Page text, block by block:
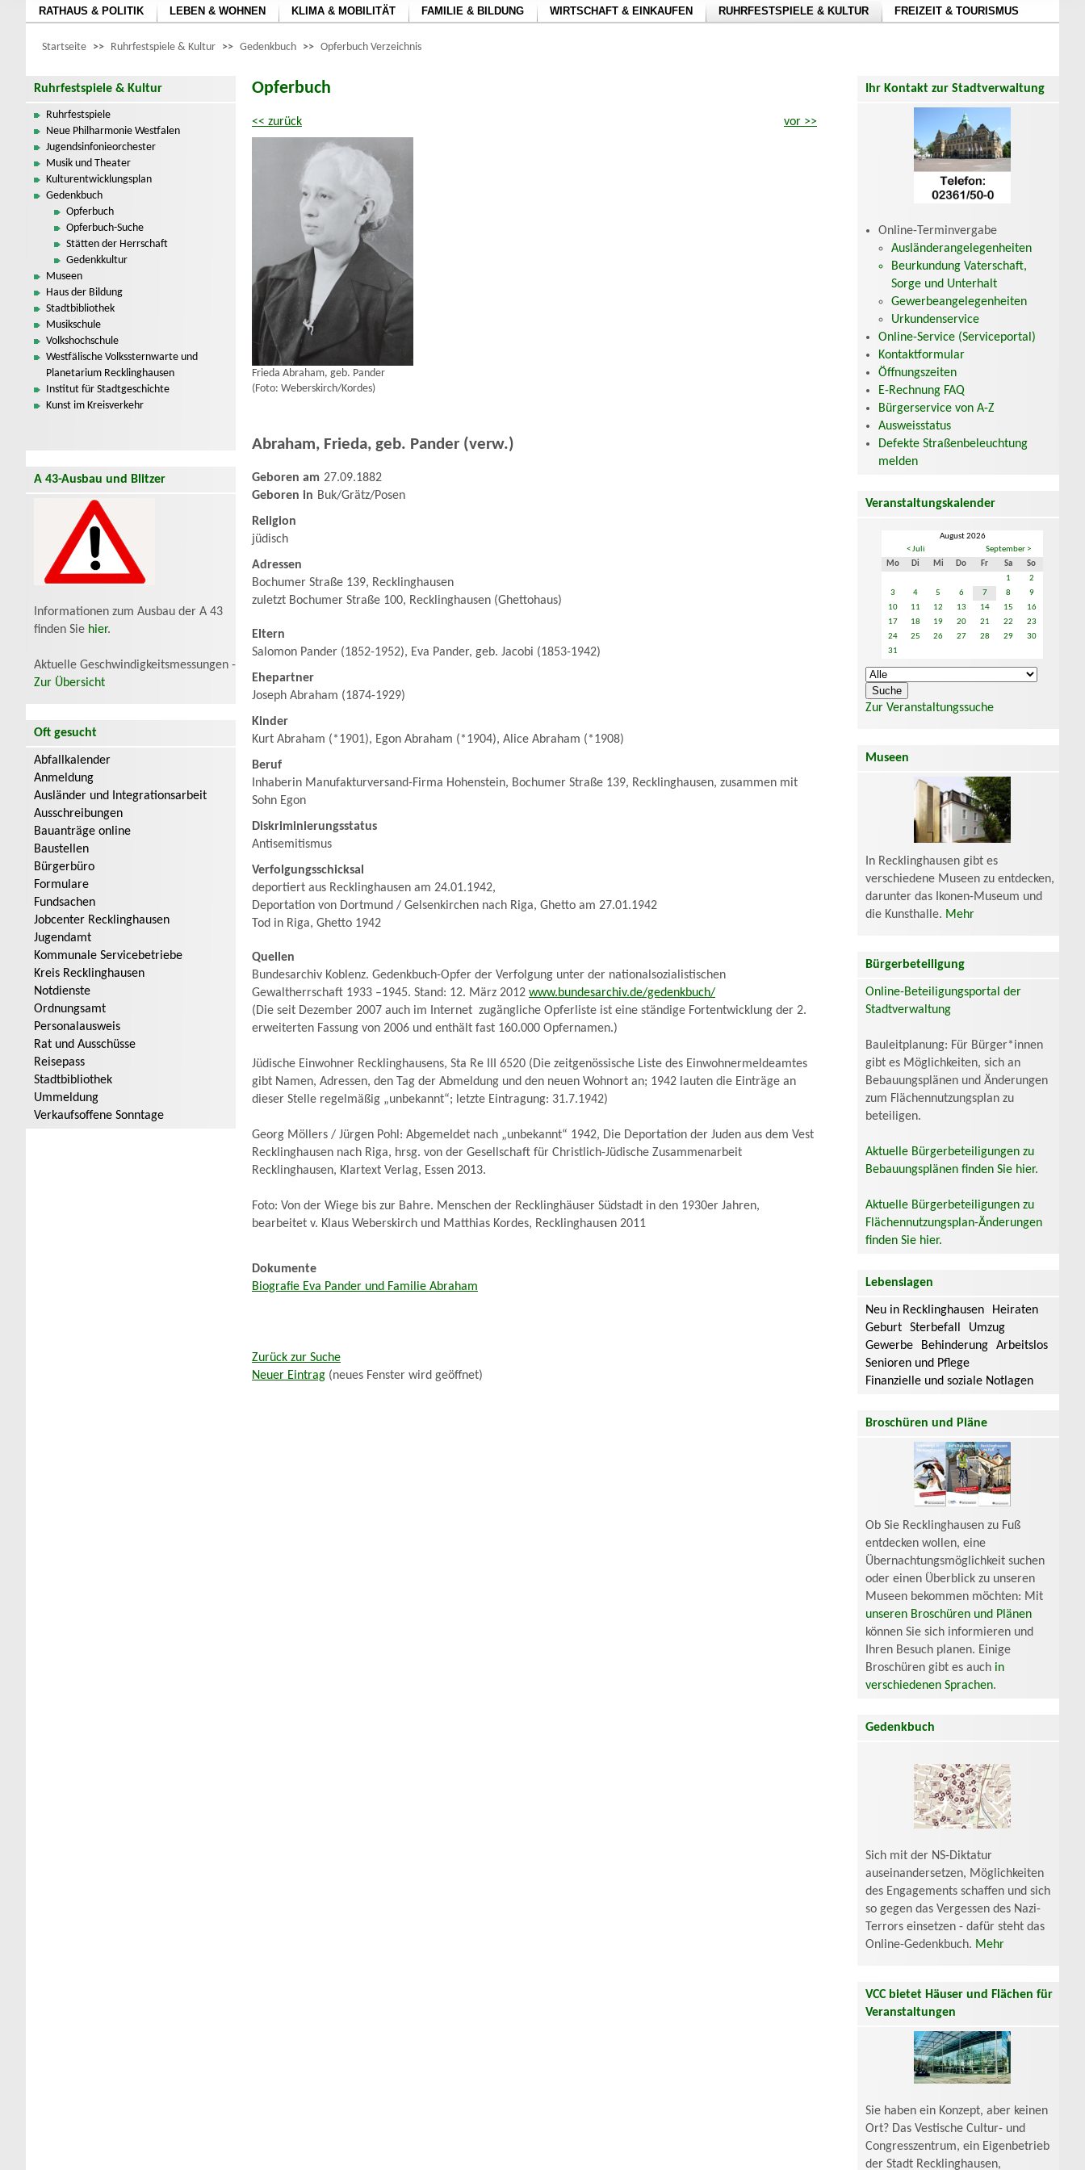
RATHAUS & POLITIK LEBEN & WOHNEN KLIMA & MOBILITÄT FAMILIE & BILDUNG WIRTSCHAFT & EINKAUFEN RUHRFESTSPIELE & KULTUR FREIZEIT & TOURISMUS
Startseite >> Ruhrfestspiele & Kultur >> Gedenkbuch >> Opferbuch Verzeichnis
Ruhrfestspiele & Kultur
Ruhrfestspiele
Neue Philharmonie Westfalen
Jugendsinfonieorchester
Musik und Theater
Kulturentwicklungsplan
Gedenkbuch
Opferbuch
Opferbuch-Suche
Stätten der Herrschaft
Gedenkkultur
Museen
Haus der Bildung
Stadtbibliothek
Musikschule
Volkshochschule
Westfälische Volkssternwarte und
Planetarium Recklinghausen
Institut für Stadtgeschichte
Kunst im Kreisverkehr
A 43-Ausbau und Blitzer
Informationen zum Ausbau der A 43
finden Sie hier.
Aktuelle Geschwindigkeitsmessungen -
Zur Übersicht
Oft gesucht
Abfallkalender
Anmeldung
Ausländer und Integrationsarbeit
Ausschreibungen
Bauanträge online
Baustellen
Bürgerbüro
Formulare
Fundsachen
Jobcenter Recklinghausen
Jugendamt
Kommunale Servicebetriebe
Kreis Recklinghausen
Notdienste
Ordnungsamt
Personalausweis
Rat und Ausschüsse
Reisepass
Stadtbibliothek
Ummeldung
Verkaufsoffene Sonntage
Opferbuch
<< zurück vor >>
Frieda Abraham, geb. Pander
(Foto: Weberskirch/Kordes)
Abraham, Frieda, geb. Pander (verw.)
Geboren am 27.09.1882
Geboren in Buk/Grätz/Posen
Religion
jüdisch
Adressen
Bochumer Straße 139, Recklinghausen
zuletzt Bochumer Straße 100, Recklinghausen (Ghettohaus)
Eltern
Salomon Pander (1852-1952), Eva Pander, geb. Jacobi (1853-1942)
Ehepartner
Joseph Abraham (1874-1929)
Kinder
Kurt Abraham (*1901), Egon Abraham (*1904), Alice Abraham (*1908)
Beruf
Inhaberin Manufakturversand-Firma Hohenstein, Bochumer Straße 139, Recklinghausen, zusammen mit
Sohn Egon
Diskriminierungsstatus
Antisemitismus
Verfolgungsschicksal
deportiert aus Recklinghausen am 24.01.1942,
Deportation von Dortmund / Gelsenkirchen nach Riga, Ghetto am 27.01.1942
Tod in Riga, Ghetto 1942
Quellen
Bundesarchiv Koblenz. Gedenkbuch-Opfer der Verfolgung unter der nationalsozialistischen
Gewaltherrschaft 1933 –1945. Stand: 12. März 2012 www.bundesarchiv.de/gedenkbuch/
(Die seit Dezember 2007 auch im Internet zugängliche Opferliste ist eine ständige Fortentwicklung der 2.
erweiterten Fassung von 2006 und enthält fast 160.000 Opfernamen.)
Jüdische Einwohner Recklinghausens, Sta Re III 6520 (Die zeitgenössische Liste des Einwohnermeldeamtes
gibt Namen, Adressen, den Tag der Abmeldung und den neuen Wohnort an; 1942 lauten die Einträge an
dieser Stelle regelmäßig „unbekannt“; letzte Eintragung: 31.7.1942)
Georg Möllers / Jürgen Pohl: Abgemeldet nach „unbekannt“ 1942, Die Deportation der Juden aus dem Vest
Recklinghausen nach Riga, hrsg. von der Gesellschaft für Christlich-Jüdische Zusammenarbeit
Recklinghausen, Klartext Verlag, Essen 2013.
Foto: Von der Wiege bis zur Bahre. Menschen der Recklinghäuser Südstadt in den 1930er Jahren,
bearbeitet v. Klaus Weberskirch und Matthias Kordes, Recklinghausen 2011
Dokumente
Biografie Eva Pander und Familie Abraham
Zurück zur Suche
Neuer Eintrag (neues Fenster wird geöffnet)
Ihr Kontakt zur Stadtverwaltung
Online-Terminvergabe
Ausländerangelegenheiten
Beurkundung Vaterschaft,
Sorge und Unterhalt
Gewerbeangelegenheiten
Urkundenservice
Online-Service (Serviceportal)
Kontaktformular
Öffnungszeiten
E-Rechnung FAQ
Bürgerservice von A-Z
Ausweisstatus
Defekte Straßenbeleuchtung
melden
Veranstaltungskalender
August 2026
< Juli
September >
Mo
Di Mi Do Fr Sa
So
1
2
3
4 5 6 7 8
9
10
11 12 13 14 15
16
17
18 19 20 21 22
23
24
25 26 27 28 29
30
31
Zur Veranstaltungssuche
Museen
In Recklinghausen gibt es
verschiedene Museen zu entdecken,
darunter das Ikonen-Museum und
die Kunsthalle. Mehr
Bürgerbeteiligung
Online-Beteiligungsportal der
Stadtverwaltung
Bauleitplanung: Für Bürger*innen
gibt es Möglichkeiten, sich an
Bebauungsplänen und Änderungen
zum Flächennutzungsplan zu
beteiligen.
Aktuelle Bürgerbeteiligungen zu
Bebauungsplänen finden Sie hier.
Aktuelle Bürgerbeteiligungen zu
Flächennutzungsplan-Änderungen
finden Sie hier.
Lebenslagen
Neu in Recklinghausen
Heiraten
Geburt
Sterbefall
Umzug
Gewerbe
Behinderung
Arbeitslos
Senioren und Pflege
Finanzielle und soziale Notlagen
Broschüren und Pläne
Ob Sie Recklinghausen zu Fuß
entdecken wollen, eine
Übernachtungsmöglichkeit suchen
oder einen Überblick zu unseren
Museen bekommen möchten: Mit
unseren Broschüren und Plänen
können Sie sich informieren und
Ihren Besuch planen. Einige
Broschüren gibt es auch in
verschiedenen Sprachen.
Gedenkbuch
Sich mit der NS-Diktatur
auseinandersetzen, Möglichkeiten
des Engagements schaffen und sich
so gegen das Vergessen des Nazi-
Terrors einsetzen - dafür steht das
Online-Gedenkbuch. Mehr
VCC bietet Häuser und Flächen für
Veranstaltungen
Sie haben ein Konzept, aber keinen
Ort? Das Vestische Cultur- und
Congresszentrum, ein Eigenbetrieb
der Stadt Recklinghausen,